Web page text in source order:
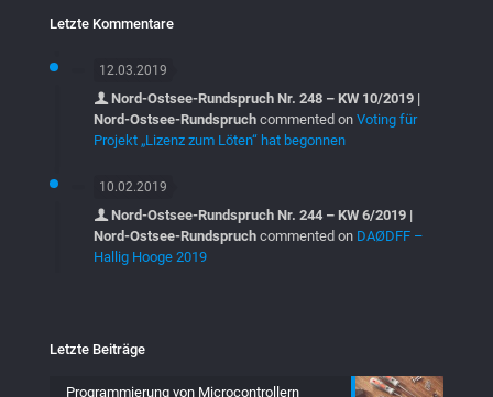
Letzte Kommentare
12.03.2019
Nord-Ostsee-Rundspruch Nr. 248 – KW 10/2019 |
Nord-Ostsee-Rundspruch commented on Voting für
Projekt „Lizenz zum Löten“ hat begonnen
10.02.2019
Nord-Ostsee-Rundspruch Nr. 244 – KW 6/2019 |
Nord-Ostsee-Rundspruch commented on DAØDFF –
Hallig Hooge 2019
Letzte Beiträge
Programmierung von Microcontrollern